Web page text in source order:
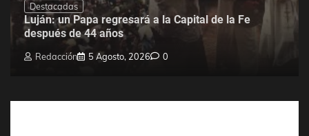
Destacadas
Luján: un Papa regresará a la Capital de la Fe
después de 44 años
Redacción 5 Agosto, 2026 0